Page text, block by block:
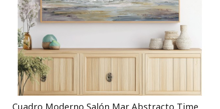
Cuadro Moderno Salón Mar Abstracto Time